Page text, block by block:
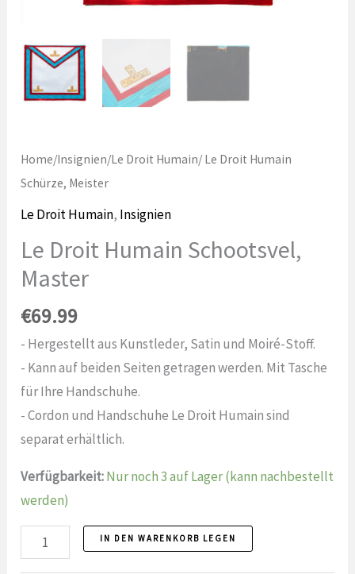
Home/Insignien/Le Droit Humain/ Le Droit Humain
Schürze, Meister
Le Droit Humain, Insignien
Le Droit Humain Schootsvel,
Master
€69.99
- Hergestellt aus Kunstleder, Satin und Moiré-Stoff.
- Kann auf beiden Seiten getragen werden. Mit Tasche
für Ihre Handschuhe.
- Cordon und Handschuhe Le Droit Humain sind
separat erhältlich.
Verfügbarkeit:Nur noch 3 auf Lager (kann nachbestellt
werden)
Droit
IN DEN WARENKORB LEGEN